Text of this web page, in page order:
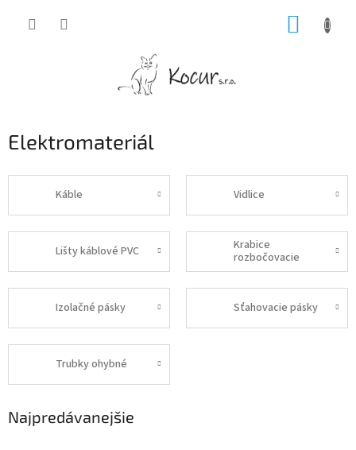
Elektromateriál
Káble Vidlice
Lišty káblové PVC
Krabice
rozbočovacie
Izolačné pásky Sťahovacie pásky
Trubky ohybné
Najpredávanejšie